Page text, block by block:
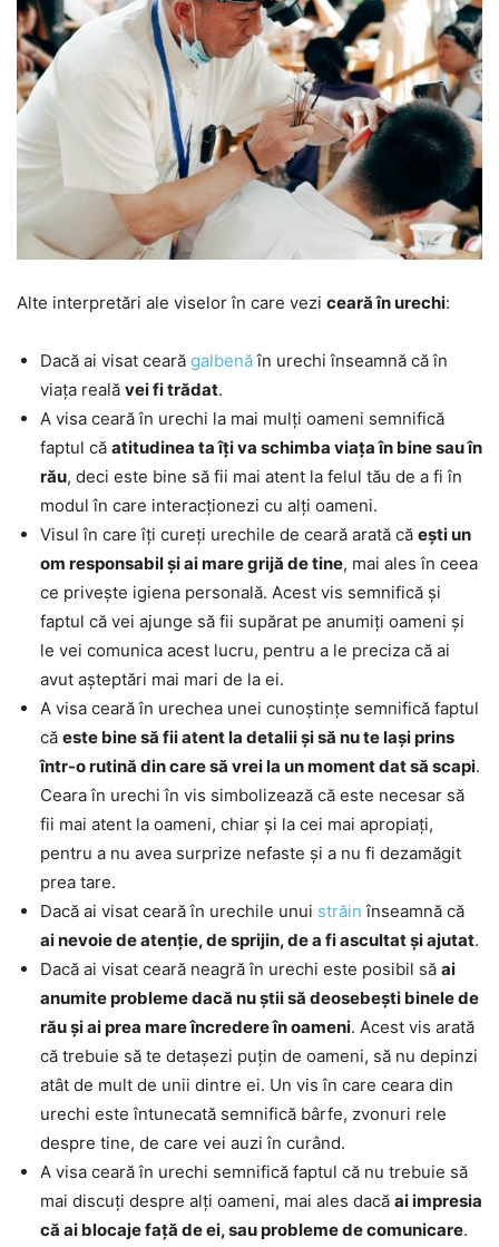
Alte interpretări ale viselor în care vezi ceară în urechi:
Dacă ai visat ceară galbenăîn urechi înseamnă că în
viața reală vei fi trădat.
A visa ceară în urechi la mai mulți oameni semnifică
faptul că atitudinea ta îți va schimba viața în bine sau în
rău, deci este bine să fii mai atent la felul tău de a fi în
modul în care interacționezi cu alți oameni.
Visul în care îți cureți urechile de ceară arată că ești un
om responsabil și ai mare grijă de tine, mai ales în ceea
ce privește igiena personală. Acest vis semnifică și
faptul că vei ajunge să fii supărat pe anumiți oameni și
le vei comunica acest lucru, pentru a le preciza că ai
avut așteptări mai mari de la ei.
A visa ceară în urechea unei cunoștințe semnifică faptul
că este bine să fii atent la detalii și să nu te lași prins
într-o rutină din care să vrei la un moment dat să scapi.
Ceara în urechi în vis simbolizează că este necesar să
fii mai atent la oameni, chiar și la cei mai apropiați,
pentru a nu avea surprize nefaste și a nu fi dezamăgit
prea tare.
Dacă ai visat ceară în urechile unui străin înseamnă că
ai nevoie de atenție, de sprijin, de a fi ascultat și ajutat.
Dacă ai visat ceară neagră în urechi este posibil să ai
anumite probleme dacă nu știi să deosebești binele de
rău și ai prea mare încredere în oameni. Acest vis arată
că trebuie să te detașezi puțin de oameni, să nu depinzi
atât de mult de unii dintre ei. Un vis în care ceara din
urechi este întunecată semnifică bârfe, zvonuri rele
despre tine, de care vei auzi în curând.
A visa ceară în urechi semnifică faptul că nu trebuie să
mai discuți despre alți oameni, mai ales dacă ai impresia
că ai blocaje față de ei, sau probleme de comunicare.